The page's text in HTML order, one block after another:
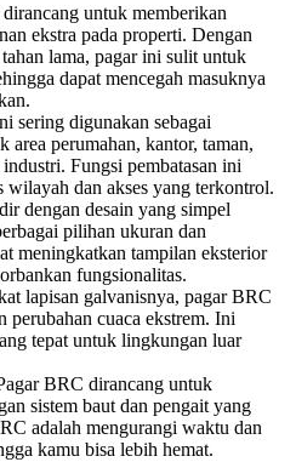
untuk memberikan
ekstra pada properti. Dengan
lama, pagar ini sulit untuk
dapat mencegah masuknya
sering digunakan sebagai
area perumahan, kantor, taman,
Fungsi pembatasan ini
wilayah dan akses yang terkontrol.
dengan desain yang simpel
pilihan ukuran dan
meningkatkan tampilan eksterior
fungsionalitas.
lapisan galvanisnya, pagar BRC
perubahan cuaca ekstrem. Ini
tepat untuk lingkungan luar
BRC dirancang untuk
sistem baut dan pengait yang
adalah mengurangi waktu dan
kamu bisa lebih hemat.